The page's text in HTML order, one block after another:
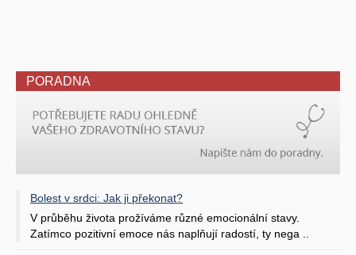
PORADNA
Bolest v srdci: Jak ji překonat?
V průběhu života prožíváme různé emocionální stavy.
Zatímco pozitivní emoce nás naplňují radostí, ty nega ..